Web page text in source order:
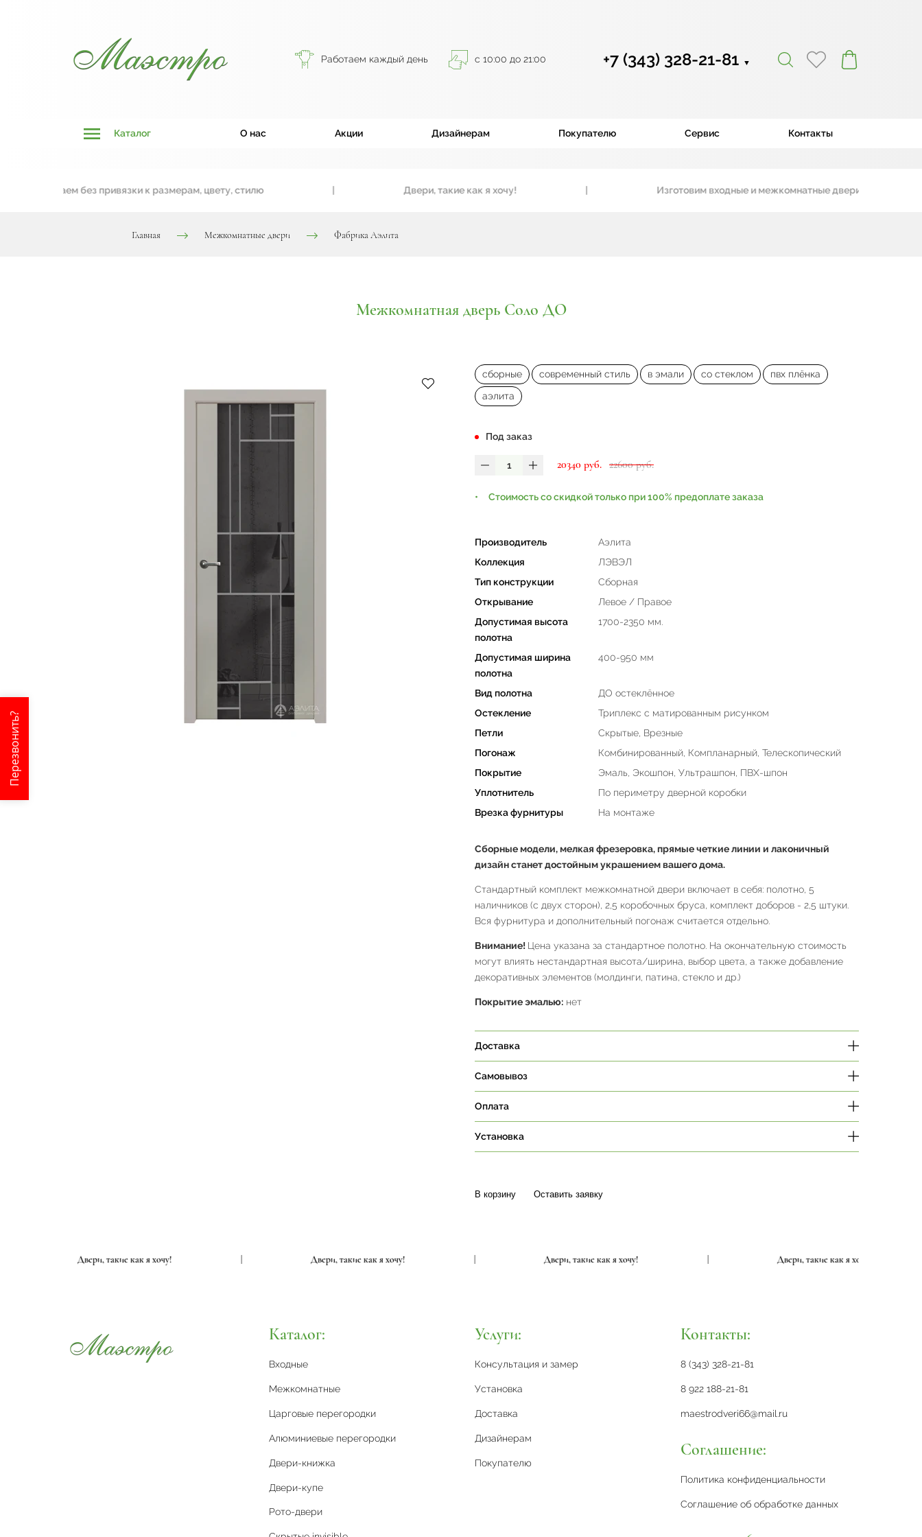
Работаем каждый день с 10:00 до 21:00 +7 (343) 328-21-81 ▼
Каталог О нас Акции Дизайнерам Покупателю Сервис Контакты
без привязки к размерам, цвету, стилю Двери, такие как я хочу! Изготовим входные и межкомнатные двери по вашему
Главная Межкомнатные двери Фабрика Аэлита
Межкомнатная дверь Соло ДО
сборные современный стиль в эмали со стеклом
пвх плёнка
аэлита
Под заказ
20340 руб. 22600 руб.
Стоимость со скидкой только при 100% предоплате заказа
Производитель
Аэлита
Коллекция
ЛЭВЭЛ
Тип конструкции
Сборная
Открывание
Левое / Правое
Допустимая высота
полотна
1700-2350 мм.
Допустимая ширина
полотна
400-950 мм
Вид полотна
ДО остеклённое
Остекление
Триплекс с матированным рисунком
Петли
Скрытые, Врезные
Погонаж
Комбинированный, Компланарный, Телескопический
Покрытие
Эмаль, Экошпон, Ультрашпон, ПВХ-шпон
Уплотнитель
По периметру дверной коробки
Врезка фурнитуры
На монтаже
Сборные модели, мелкая фрезеровка, прямые четкие линии и лаконичный
дизайн станет достойным украшением вашего дома.
Стандартный комплект межкомнатной двери включает в себя: полотно, 5
наличников (с двух сторон), 2,5 коробочных бруса, комплект доборов - 2,5 штуки.
Вся фурнитура и дополнительный погонаж считается отдельно.
Внимание! Цена указана за стандартное полотно. На окончательную стоимость
могут влиять нестандартная высота/ширина, выбор цвета, а также добавление
декоративных элементов (молдинги, патина, стекло и др.)
Покрытие эмалью: нет
Доставка
Самовывоз
Оплата
Установка
В корзину Оставить заявку
Двери, такие как я хочу! Двери, такие как я хочу! Двери, такие как я хочу! Двери, такие как я хочу!
Каталог:
Входные
Межкомнатные
Царговые перегородки
Алюминиевые перегородки
Двери-книжка
Двери-купе
Рото-двери
Услуги:
Консультация и замер
Установка
Доставка
Дизайнерам
Покупателю
Контакты:
8 (343) 328-21-81
8 922 188-21-81
maestrodveri66@mail.ru
Соглашение:
Политика конфиденциальности
Соглашение об обработке данных
Перезвонить?